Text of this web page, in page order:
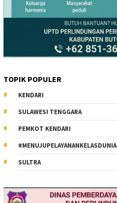
TOPIK POPULER
KENDARI
SULAWESI TENGGARA
PEMKOT KENDARI
#MENUJUPELAYANANKELASDUNIA
SULTRA